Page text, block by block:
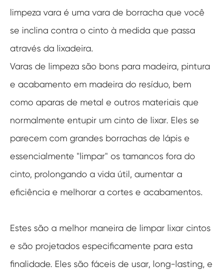
limpeza vara é uma vara de borracha que você
se inclina contra o cinto à medida que passa
através da lixadeira.
Varas de limpeza são bons para madeira, pintura
e acabamento em madeira do resíduo, bem
como aparas de metal e outros materiais que
normalmente entupir um cinto de lixar. Eles se
parecem com grandes borrachas de lápis e
essencialmente "limpar" os tamancos fora do
cinto, prolongando a vida útil, aumentar a
eficiência e melhorar a cortes e acabamentos.
Estes são a melhor maneira de limpar lixar cintos
e são projetados especificamente para esta
finalidade. Eles são fáceis de usar, long-lasting, e